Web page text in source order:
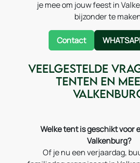
je mee om jouw feest in
bijzonder te
Contact
Veelgestelde
tenten en
Welke tent is geschikt voor
Valkenburg?
Of je nu een verjaardag,